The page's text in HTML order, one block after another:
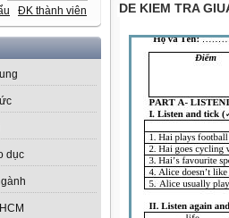
ĐK thành viên
dục
DE KIEM TRA